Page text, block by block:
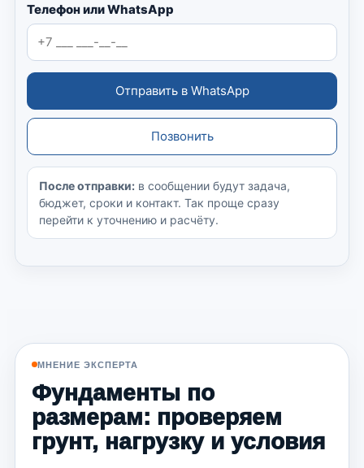
Телефон или WhatsApp
Отправить в WhatsApp
Позвонить
После отправки: в сообщении будут задача,
бюджет, сроки и контакт. Так проще сразу
перейти к уточнению и расчёту.
МНЕНИЕ ЭКСПЕРТА
Фундаменты по
размерам: проверяем
грунт, нагрузку и условия